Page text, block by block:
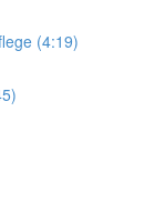
(4:19)